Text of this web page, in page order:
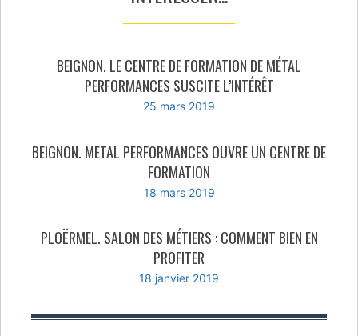
BEIGNON. LE CENTRE DE FORMATION DE MÉTAL
PERFORMANCES SUSCITE L’INTÉRÊT
25 mars 2019
BEIGNON. METAL PERFORMANCES OUVRE UN CENTRE DE
FORMATION
18 mars 2019
PLOËRMEL. SALON DES MÉTIERS : COMMENT BIEN EN
PROFITER
18 janvier 2019